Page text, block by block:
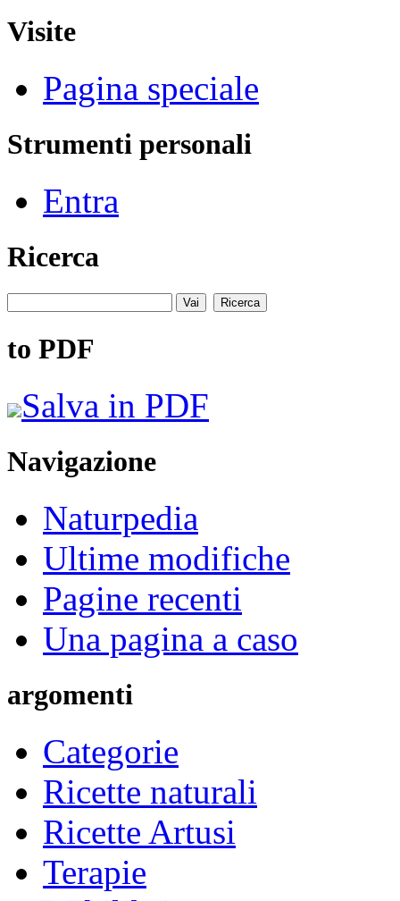
Visite
Pagina speciale
Strumenti personali
Entra
Ricerca
to PDF
Salva in PDF
Navigazione
Naturpedia
Ultime modifiche
Pagine recenti
Una pagina a caso
argomenti
Categorie
Ricette naturali
Ricette Artusi
Terapie